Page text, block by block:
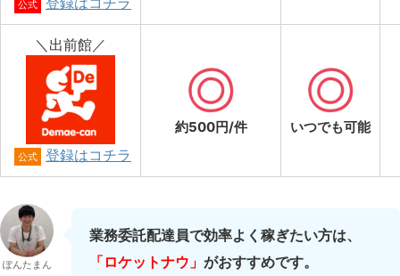
公式
＼出前館／
公式 登録はコチラ
約500円/件 いつでも可能
ぽんたまん
業務委託配達員で効率よく稼ぎたい方は、
「ロケットナウ」 がおすすめです。